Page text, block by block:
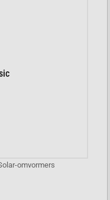
omvormers